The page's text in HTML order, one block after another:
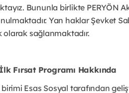
Bununla birlikte PERYÖN
Yan haklar Şevket
olarak sağlanmaktadır.
Fırsat Programı Hakkında
birimi Esas Sosyal tarafından